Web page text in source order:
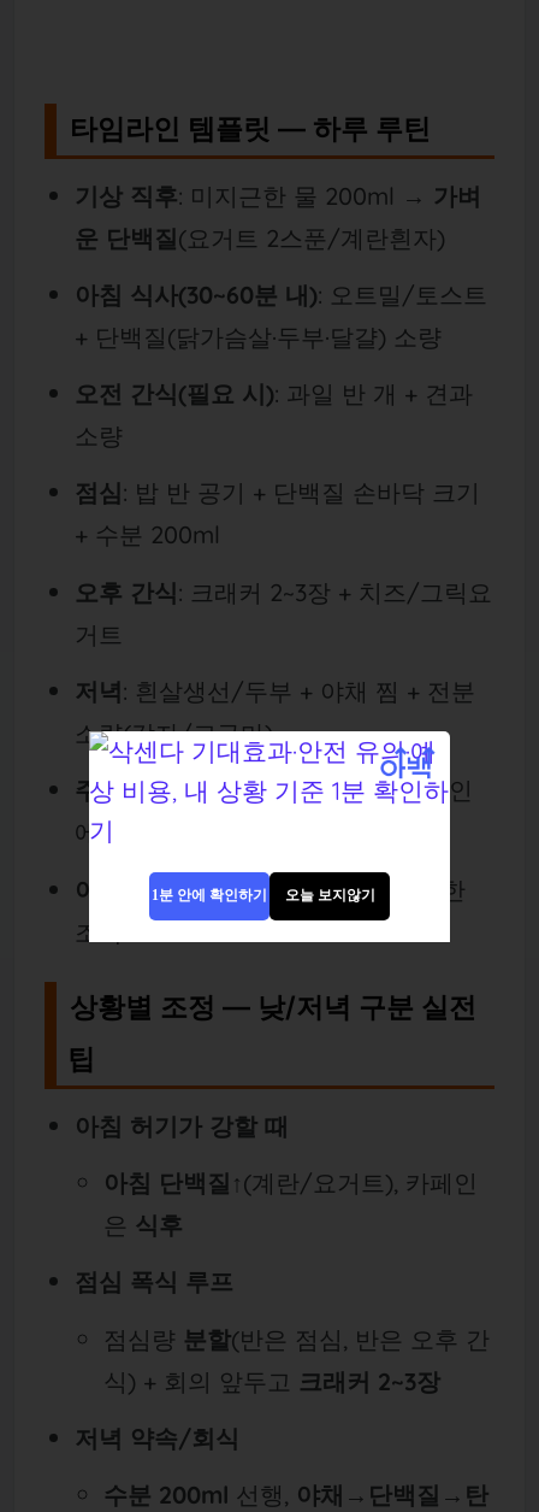
타임라인 템플릿 — 하루 루틴
기상 직후: 미지근한 물 200ml → 가벼
운 단백질(요거트 2스푼/계란흰자)
아침 식사(30~60분 내): 오트밀/토스트
+ 단백질(닭가슴살·두부·달걀) 소량
오전 간식(필요 시): 과일 반 개 + 견과
소량
점심 : 밥 반 공기 + 단백질 손바닥 크기
+ 수분 200ml
오후 간식: 크래커 2~3장 + 치즈/그릭요
거트
저녁: 흰살생선/두부 + 야채 찜 + 전분
소량(감자/고구마)
주사 시간 :저녁 식후/취침 전중 본인
에게 편한 시간으로 고정
야식 대체: 요거트 몇 스푼/토스트 한
조각
상황별 조정 — 낮/저녁 구분 실전
팁
아침 허기가 강할 때
아침 단백질↑ (계란/요거트), 카페인
은 식후
점심 폭식 루프
점심량 분할(반은 점심, 반은 오후 간
식) + 회의 앞두고 크래커 2~3장
저녁 약속/회식
수분 200ml 선행, 야채→단백질→탄
1분 안에 확인하기 오늘 보지않기